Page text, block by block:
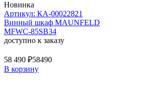
Новинка
Артикул: КА-00022821
Винный шкаф MAUNFELD
MFWC-85SB34
доступно к заказу
58 490 ₽58490
В корзину